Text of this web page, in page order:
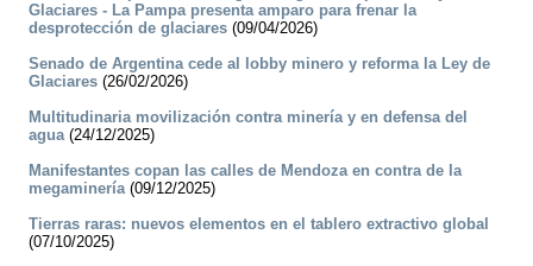
Glaciares - La Pampa presenta amparo para frenar la
desprotección de glaciares (09/04/2026)
Senado de Argentina cede al lobby minero y reforma la Ley de
Glaciares (26/02/2026)
Multitudinaria movilización contra minería y en defensa del
agua(24/12/2025)
Manifestantes copan las calles de Mendoza en contra de la
megaminería(09/12/2025)
Tierras raras: nuevos elementos en el tablero extractivo global
(07/10/2025)